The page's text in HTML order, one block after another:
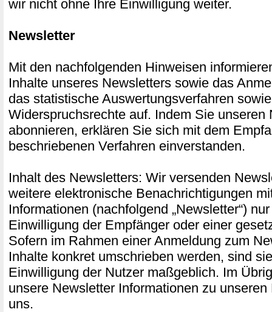
wir nicht ohne Ihre Einwilligung weiter.
Newsletter
Mit den nachfolgenden Hinweisen
Inhalte unseres Newsletters sowie das
das statistische Auswertungsverfahren
Widerspruchsrechte auf. Indem Sie unseren
abonnieren, erklären Sie sich mit dem
beschriebenen Verfahren einverstanden.
Inhalt des Newsletters: Wir versenden
weitere elektronische Benachrichtigungen
Informationen (nachfolgend „Newsletter“)
Einwilligung der Empfänger oder einer
Sofern im Rahmen einer Anmeldung zum
Inhalte konkret umschrieben werden, sind
Einwilligung der Nutzer maßgeblich. Im
unsere Newsletter Informationen zu
uns.